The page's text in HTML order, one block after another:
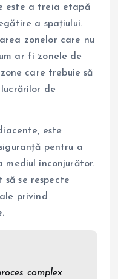
este a treia etapă
a spațiului.
zonelor care nu
ar fi zonele de
care trebuie să
de
este
pentru a
înconjurător.
să se respecte
privind
complex